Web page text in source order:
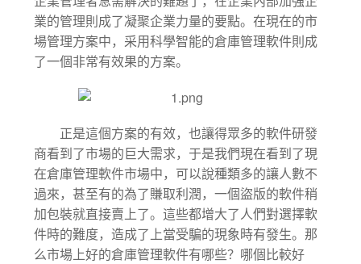
業的管理則成了凝聚企業力量的要點。在現在的市
場管理方案中，采用科學智能的倉庫管理軟件則成
了一個非常有效果的方案。
正是這個方案的有效，也讓得眾多的軟件研發
商看到了市場的巨大需求，于是我們現在看到了現
在倉庫管理軟件市場中，可以說種類多的讓人數不
過來，甚至有的為了賺取利潤，一個盜版的軟件稍
加包裝就直接賣上了。這些都增大了人們對選擇軟
件時的難度，造成了上當受騙的現象時有發生。那
么市場上好的倉庫管理軟件有哪些？哪個比較好